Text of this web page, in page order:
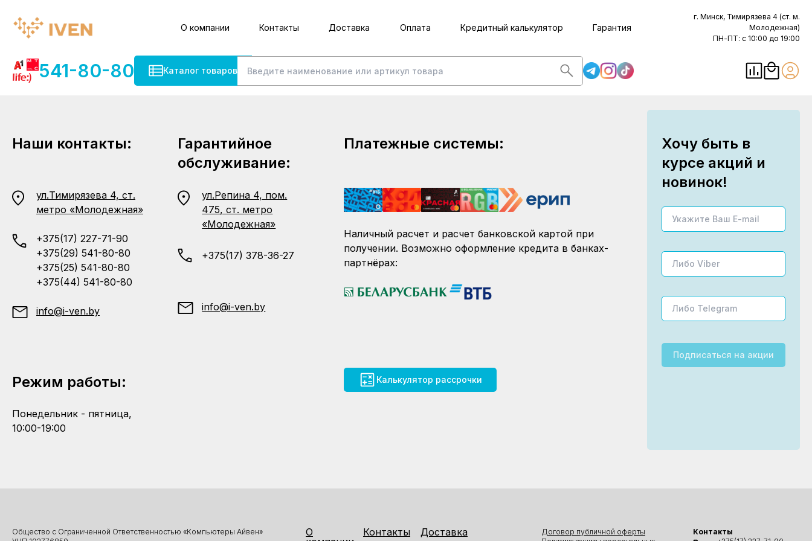
О компании Контакты Доставка Оплата Кредитный калькулятор Гарантия
г. Минск, Тимирязева 4 (ст. м.
Молодежная)
ПН-ПТ: с 10:00 до 19:00
541-80-80 Каталог товаров
Наши контакты:
ул.Тимирязева 4, ст.
метро «Молодежная»
+375(17) 227-71-90
+375(29) 541-80-80
+375(25) 541-80-80
+375(44) 541-80-80
info@i-ven.by
Гарантийное
обслуживание:
ул.Репина 4, пом.
475, ст. метро
«Молодежная»
+375(17) 378-36-27
info@i-ven.by
Платежные системы:
Наличный расчет и расчет банковской картой при
получении. Возможно оформление кредита в банках-
партнёрах:
Режим работы:
Понедельник - пятница,
10:00-19:00
Калькулятор рассрочки
Хочу быть в
курсе акций и
новинок!
Подписаться на акции
Общество с Ограниченной Ответственностью «Компьютеры Айвен»
О
Контакты Доставка
Договор публичной оферты
Контакты